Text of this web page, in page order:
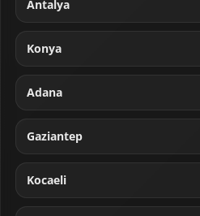
Antalya
Konya
Adana
Gaziantep
Kocaeli